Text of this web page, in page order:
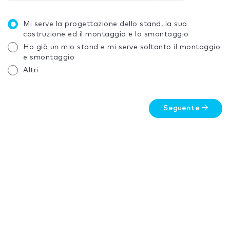
Mi serve la progettazione dello stand, la sua
costruzione ed il montaggio e lo smontaggio
Ho già un mio stand e mi serve soltanto il montaggio
e smontaggio
Altri
Seguente